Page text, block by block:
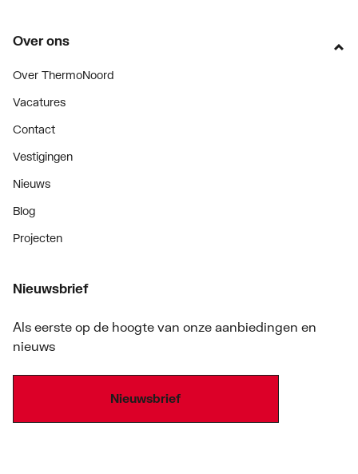
Over ons
Over ThermoNoord
Vacatures
Contact
Vestigingen
Nieuws
Blog
Projecten
Nieuwsbrief
Als eerste op de hoogte van onze aanbiedingen en
nieuws
Nieuwsbrief